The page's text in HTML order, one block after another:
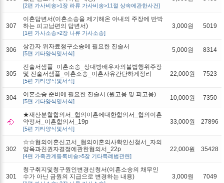
[2편 가사비송>1장 라류 가사비송>11절 상속에관한사건]
307
이혼답변서(이혼소송을 제기해온 아내의 주장에 반박
하는 피고남편의 답변서)
[1편 가사소송>2장 나류 가사소송]
3,000원 5019
306 상간자 위자료청구소송에 필요한 진술서
[5편 기타양식및서식] 5,000원 8314
305
진술서샘플_이혼소송_상대방배우자의불법행위주장
및 진술서샘플_이혼소송_이혼사유간단하게정리
[5편 기타양식및서식]
22,000원 7523
304 이혼소송 준비에 필요한 진술서 (원고용 및 피고용)
[5편 기타양식및서식] 10,000원 7350
★재산분할합의서_협의이혼에대한합의서_협의이혼
약정서_이혼합의서_19p
[5편 기타양식및서식]
33,000원 27896
302
☆☆협의이혼신고서_협의이혼의사확인신청서_자의
양육과친권자결정에관한협의서_22p
[4편 가족관계등록비송>5장 기타특례법관련]
22,000원 35428
301
청구취지및청구원인변경신청서(이혼소송의 채무인
수가 아닌 금원의 지급으로 변경하는 내용)
3,000원 7049